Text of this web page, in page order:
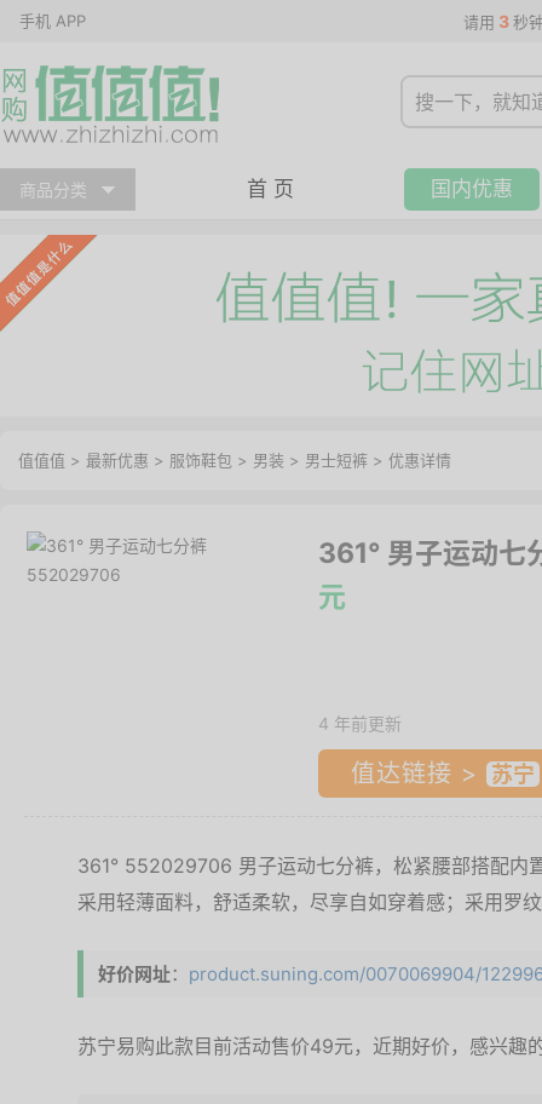
手机 APP 请用 3 秒
商品分类 首 页 国内优惠
值值值 > 最新优惠 > 服饰鞋包 > 男装 > 男士短裤 > 优惠详情
361° 男子运动
元
4 年前更新
值达链接 >
361° 552029706 男子运动七分裤，松紧腰部搭配内
采用轻薄面料，舒适柔软，尽享自如穿着感；采用罗
好价网址： product.suning.com/0070069904/
苏宁易购此款目前活动售价49元，近期好价，感兴趣